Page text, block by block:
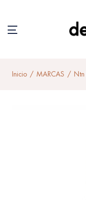
Inicio MARCAS Ntn